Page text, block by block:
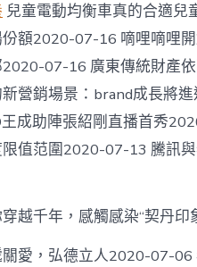
兒童電動均衡車真的合適
額2020-07-16 嘀哩嘀哩
07-16 廣東傳統財產
營銷場景：brand成長將
王成助陣張紹剛直播首秀
限值范圍2020-07-13 騰訊
越千年，感觸感染“契丹
愛，弘德立人2020-07-06